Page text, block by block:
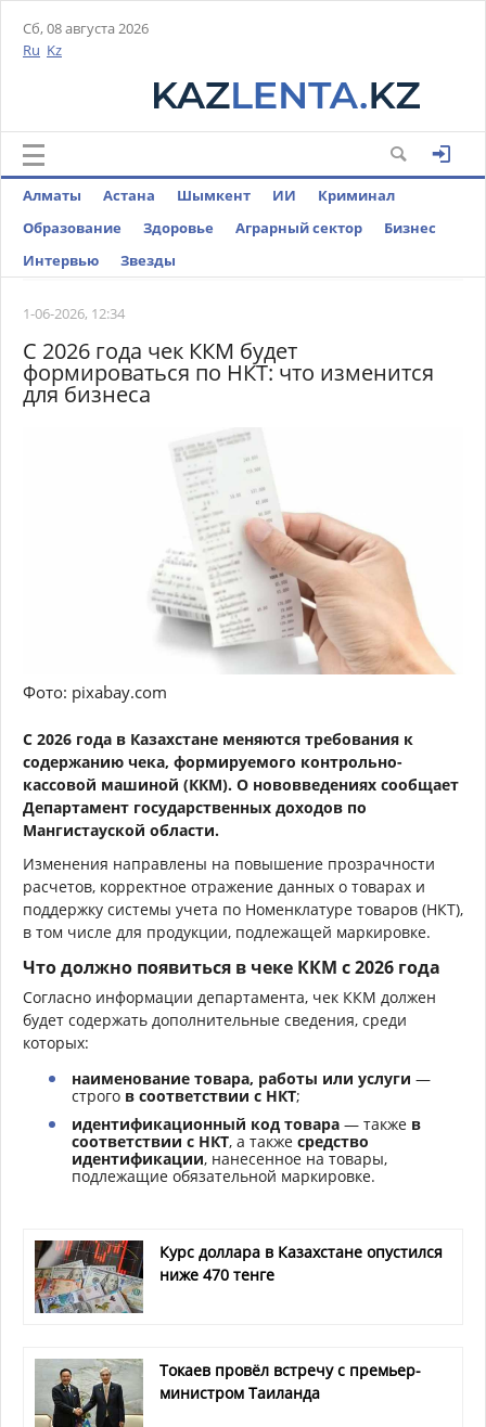
Сб, 08 августа 2026
Ru Kz
Алматы Астана Шымкент ИИ
Криминал
Образование
Здоровье Аграрный сектор
Бизнес
Интервью
Звезды
1-06-2026, 12:34
С 2026 года чек ККМ будет
формироваться по НКТ: что изменится
для бизнеса
Фото: pixabay.com
С 2026 года в Казахстане меняются требования к
содержанию чека, формируемого контрольно-
кассовой машиной (ККМ). О нововведениях сообщает
Департамент государственных доходов по
Мангистауской области.
Изменения направлены на повышение прозрачности
расчетов, корректное отражение данных о товарах и
поддержку системы учета по Номенклатуре товаров (НКТ),
в том числе для продукции, подлежащей маркировке.
Что должно появиться в чеке ККМ с 2026 года
Согласно информации департамента, чек ККМ должен
будет содержать дополнительные сведения, среди
которых:
наименование товара, работы или услуги —
строго в соответствии с НКТ;
идентификационный код товара — также в
соответствии с НКТ, а также средство
идентификации, нанесенное на товары,
подлежащие обязательной маркировке.
Курс доллара в Казахстане опустился
ниже 470 тенге
Токаев провёл встречу с премьер-
министром Таиланда